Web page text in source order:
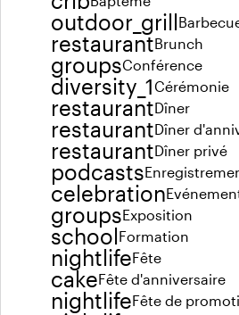
outdoor_grill
restaurantBrunch
groupsConférence
diversity_1Cérémonie
restaurantDîner
restaurantDîner
restaurantDîner privé
podcasts
celebration
groupsExposition
schoolFormation
nightlifeFête
cakeFête d'anniversaire
nightlifeFête de